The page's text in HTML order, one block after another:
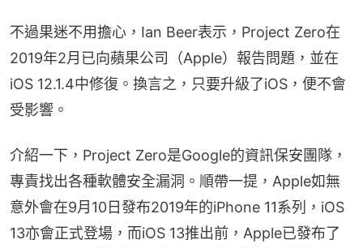
不過果迷不用擔心，Ian Beer表示，Project Zero在
2019年2月已向蘋果公司（Apple）報告問題，並在
iOS 12.1.4中修復。換言之，只要升級了iOS，便不會
受影響。
介紹一下，Project Zero是Google的資訊保安團隊，
專責找出各種軟體安全漏洞。順帶一提，Apple如無
意外會在9月10日發布2019年的iPhone 11系列，iOS
13亦會正式登場，而iOS 13推出前，Apple已發布了